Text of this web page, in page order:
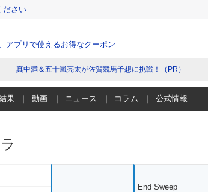
ださい
アプリで使えるお得なクーポン
真中満＆五十嵐亮太が佐賀競馬予想に挑戦！（PR）
果 動画 ニュース コラム 公式情報
End Sweep